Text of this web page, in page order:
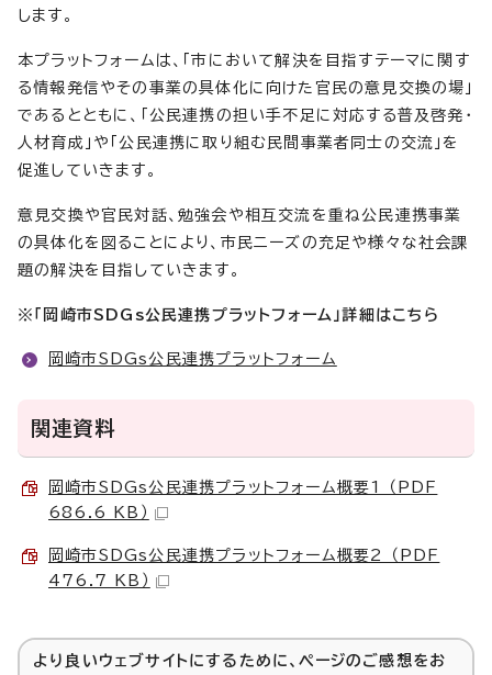
します。
本プラットフォームは、「市において解決を目指すテーマに関す
る情報発信やその事業の具体化に向けた官民の意見交換の場」
であるとともに、「公民連携の担い手不足に対応する普及啓発・
人材育成」や「公民連携に取り組む民間事業者同士の交流」を
促進していきます。
意見交換や官民対話、勉強会や相互交流を重ね公民連携事業
の具体化を図ることにより、市民ニーズの充足や様々な社会課
題の解決を目指していきます。
※「岡崎市SDGs公民連携プラットフォーム」詳細はこちら
岡崎市SDGs公民連携プラットフォーム
関連資料
岡崎市SDGs公民連携プラットフォーム概要1 （PDF
686.6 KB）
岡崎市SDGs公民連携プラットフォーム概要2 （PDF
476.7 KB）
より良いウェブサイトにするために、ページのご感想をお